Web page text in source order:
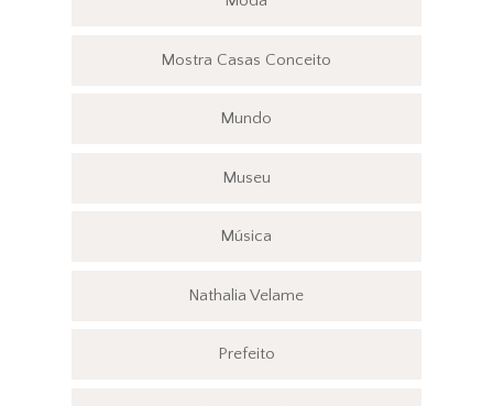
Mostra Casas Conceito
Mundo
Museu
Música
Nathalia Velame
Prefeito